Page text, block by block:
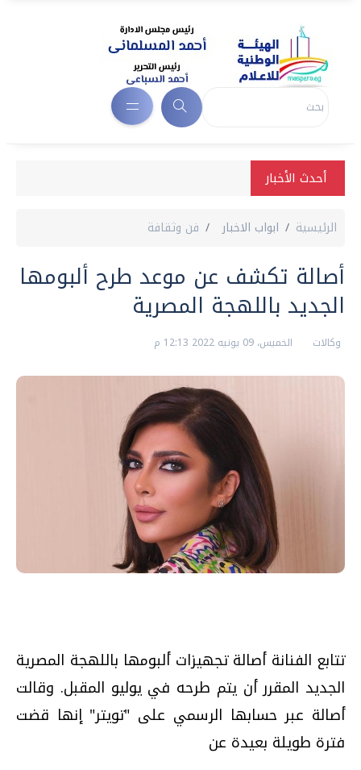
أحدث الأخبار
الرئيسية ابواب الاخبار فن وثقافة
أصالة تكشف عن موعد طرح ألبومها
الجديد باللهجة المصرية
وكالات الخميس، 09 يونيه 2022 12:13 م
تتابع الفنانة أصالة تجهيزات ألبومها باللهجة المصرية
الجديد المقرر أن يتم طرحه في يوليو المقبل. وقالت
أصالة عبر حسابها الرسمي على "تويتر" إنها قضت
فترة طويلة بعيدة عن